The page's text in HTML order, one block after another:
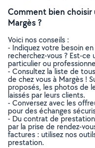
Comment bien
Margès ?
Voici nos conseils :
- Indiquez votre besoin
recherchez-vous ? Est-
particulier ou
- Consultez la liste de
de chez vous à Margès !
proposés, les photos de
laissés par leurs clients.
- Conversez avec les
pour des échanges
- Du contrat de
par la prise de rendez-
factures : utilisez nos
prestation.